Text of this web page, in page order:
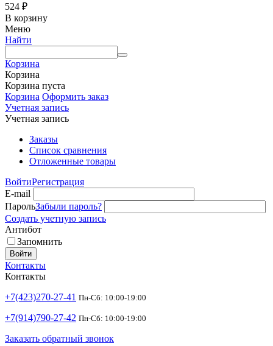
524 ₽
В корзину
Меню
Найти
Корзина
Корзина
Корзина пуста
Корзина Оформить заказ
Учетная запись
Учетная запись
Заказы
Список сравнения
Отложенные товары
ВойтиРегистрация
E-mail
ПарольЗабыли пароль?
Создать учетную запись
Антибот
Запомнить
Войти
Контакты
Контакты
+7(423)270-27-41 Пн-Сб: 10:00-19:00
+7(914)790-27-42 Пн-Сб: 10:00-19:00
Заказать обратный звонок